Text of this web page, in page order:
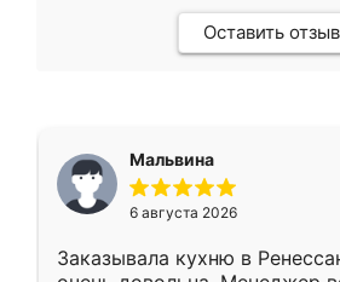
Оставить отзыв
Мальвина
6 августа 2026
Заказывала кухню в